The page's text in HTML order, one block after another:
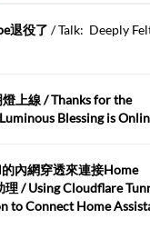
到規劃求解的場景 ...
整個網站 感謝分享
退役了 / Talk: Deeply
上線 / Thanks for the
Blessing is
內網穿透來連接Home
理 / Using Cloudflare
to Connect Home